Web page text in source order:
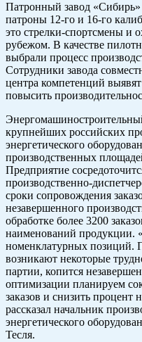
Патронный завод «Сибирь»
патроны 12-го и 16-го
это стрелки-спортсмены и
рубежом. В качестве
выбрали процесс
Сотрудники завода
центра компетенций
повысить
крупнейших российских
энергетического
производственных
Предприятие
производственно-
сроки сопровождения
незавершенного
обработке более 3200
наименований продукции.
номенклатурных позиций.
возникают некоторые
партии, копится
оптимизации планируем
заказов и снизить процент
рассказал начальник
энергетического
Тесля.